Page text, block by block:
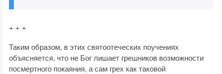
+ + +
Таким образом, в этих святоотеческих поучениях
объясняется, что не Бог лишает грешников возможности
посмертного покаяния, а сам грех как таковой